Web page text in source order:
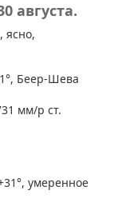
августа.
ясно,
Беер-Шева
мм/р ст.
умеренное